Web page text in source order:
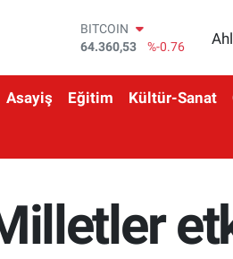
DOLAR
47,7143
%0.16
STERLİN
BITCOIN
64.360,53
%-0.76
Asayiş Eğitim Kültür-Sanat